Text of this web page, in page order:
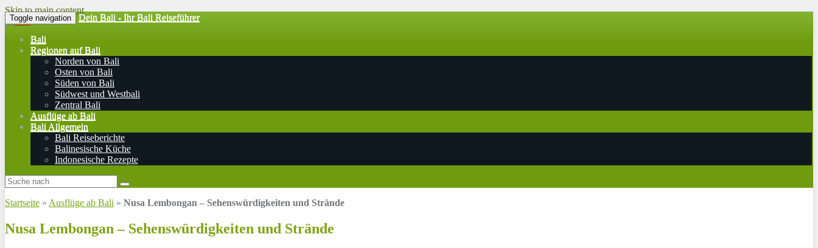
Skip to main content
Toggle navigation Dein Bali - Ihr Bali Reiseführer
Bali
Regionen auf Bali
Norden von Bali
Osten von Bali
Süden von Bali
Südwest und Westbali
Zentral Bali
Ausflüge ab Bali
Bali Allgemein
Bali Reiseberichte
Balinesische Küche
Indonesische Rezepte
Startseite » Ausflüge ab Bali » Nusa Lembongan – Sehenswürdigkeiten und Strände
Nusa Lembongan – Sehenswürdigkeiten und Strände